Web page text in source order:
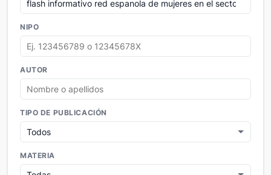
NIPO
AUTOR
TIPO DE PUBLICACIÓN
MATERIA